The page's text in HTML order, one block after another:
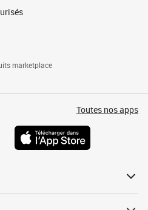
marketplace
Toutes nos apps